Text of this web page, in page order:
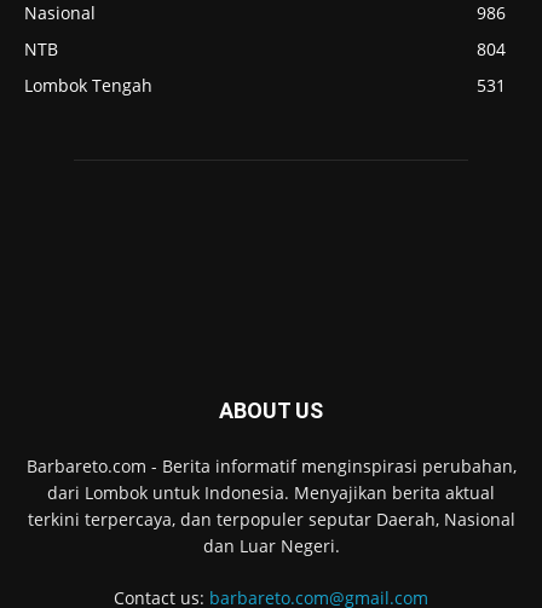
Nasional
986
NTB
804
Lombok Tengah
531
ABOUT US
Barbareto.com - Berita informatif menginspirasi perubahan,
dari Lombok untuk Indonesia. Menyajikan berita aktual
terkini terpercaya, dan terpopuler seputar Daerah, Nasional
dan Luar Negeri.
Contact us: barbareto.com@gmail.com